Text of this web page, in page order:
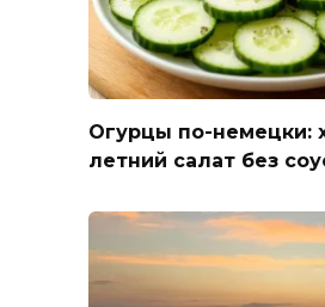
Огурцы по-немецки:
летний салат без